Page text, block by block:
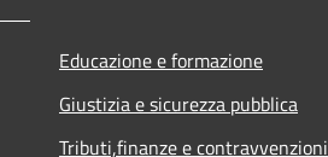
Educazione e formazione
Giustizia e sicurezza pubblica
Tributi,finanze e contravvenzioni